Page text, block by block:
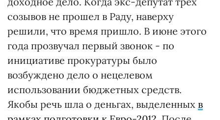
созывов не прошел в Раду, наверху
решили, что время пришло. В июне этого
года прозвучал первый звонок - по
инициативе прокуратуры было
возбуждено дело о нецелевом
использовании бюджетных средств.
Якобы речь шла о деньгах, выделенных в